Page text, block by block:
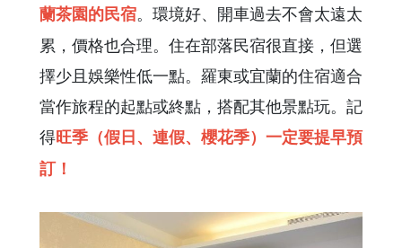
蘭茶園的民宿。環境好、開車過去不會太遠太
累，價格也合理。住在部落民宿很直接，但選
擇少且娛樂性低一點。羅東或宜蘭的住宿適合
當作旅程的起點或終點，搭配其他景點玩。記
得旺季（假日、連假、櫻花季）一定要提早預
訂！